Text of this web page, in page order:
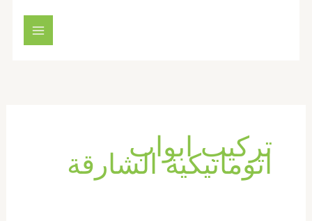
تركيب ابواب
اتوماتيكية الشارقة